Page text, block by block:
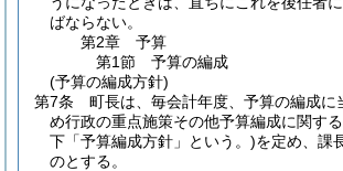
ばならない。
第2章
予算
第1節
予算の編成
(予算の編成方針)
第7条
町長は、毎会計年度、予算の編成に
め行政の重点施策その他予算編成に関す
下「予算編成方針」という。)を定め、課
のとする。